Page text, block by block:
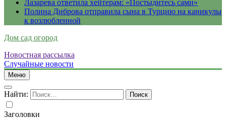
Лазарева ответила хейтерам: «Постыдитесь сами»
Полина Диброва отправила сына в Турцию на каникулы
к возлюбленной
Дом сад огород
Новостная рассылка
Случайные новости
Меню
Найти:
Заголовки